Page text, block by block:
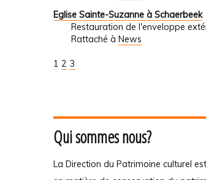
Eglise Sainte-Suzanne à Schaerbeek
Restauration de l'enveloppe
Rattaché à News
1 2 3
Qui sommes nous?
La Direction du Patrimoine culturel